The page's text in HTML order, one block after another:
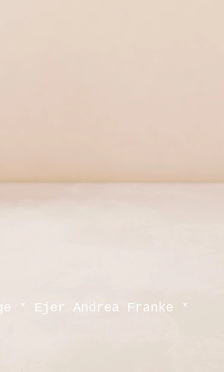
* Ejer Andrea Franke *